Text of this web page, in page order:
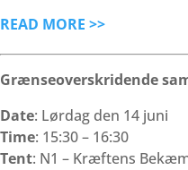
READ MORE >>
Grænseoverskridende
Date: Lørdag den 14 juni
Time: 15:30 – 16:30
Tent: N1 – Kræftens